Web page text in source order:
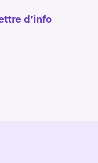
d’info